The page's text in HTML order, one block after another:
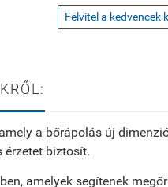
Felvitel a kedvencek
a bőrápolás új
érzetet biztosít.
amelyek segítenek